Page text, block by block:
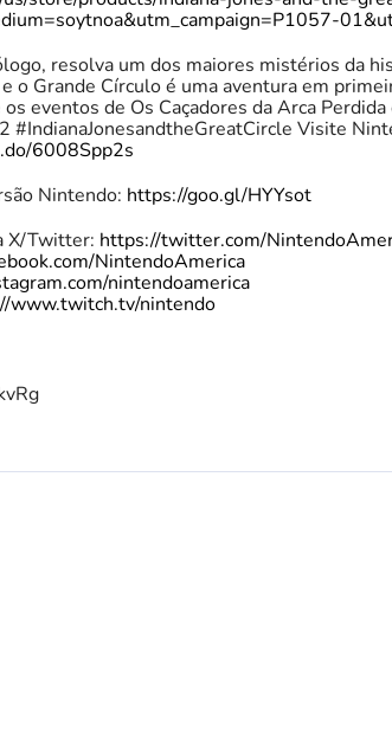
resolva um dos maiores mistérios da
o Grande Círculo é uma aventura em
eventos de Os Caçadores da Arca
#IndianaJonesandtheGreatCircle Visite
6008Spp2s
Nintendo: https://goo.gl/HYYsot
X/Twitter: https://twitter.com/
NintendoAmerica
nintendoamerica
www.twitch.tv/nintendo